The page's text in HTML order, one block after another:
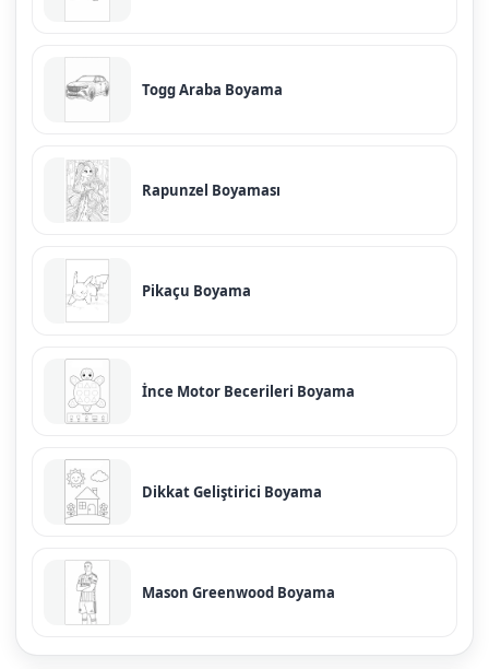
Togg Araba Boyama
Rapunzel Boyaması
Pikaçu Boyama
İnce Motor Becerileri Boyama
Dikkat Geliştirici Boyama
Mason Greenwood Boyama